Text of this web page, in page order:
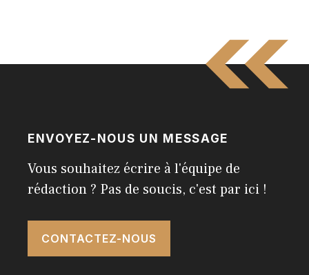
ENVOYEZ-NOUS UN MESSAGE
Vous souhaitez écrire à l'équipe de
rédaction ? Pas de soucis, c'est par ici !
CONTACTEZ-NOUS